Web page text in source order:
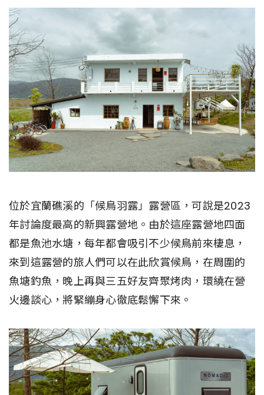
位於宜蘭礁溪的「候鳥羽露」露營區，可說是2023
年討論度最高的新興露營地。由於這座露營地四面
都是魚池水塘，每年都會吸引不少候鳥前來棲息，
來到這露營的旅人們可以在此欣賞候鳥，在周圍的
魚塘釣魚，晚上再與三五好友齊聚烤肉，環繞在營
火邊談心，將緊繃身心徹底鬆懈下來。